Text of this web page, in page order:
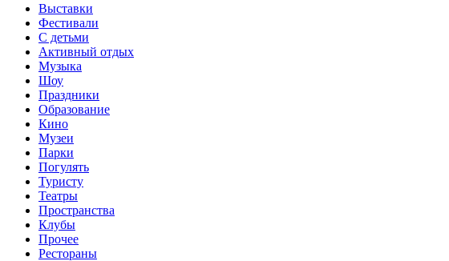
Выставки
Фестивали
С детьми
Активный отдых
Музыка
Шоу
Праздники
Образование
Кино
Музеи
Парки
Погулять
Туристу
Театры
Пространства
Клубы
Прочее
Рестораны